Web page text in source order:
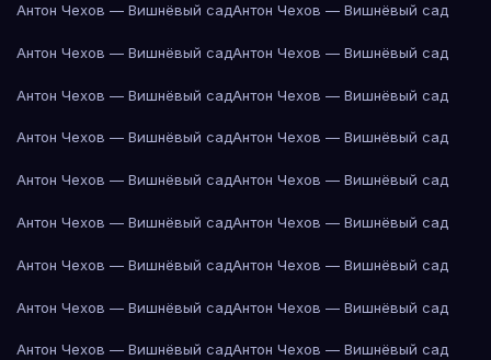
Антон Чехов — Вишнёвый садАнтон Чехов — Вишнёвый сад
Антон Чехов — Вишнёвый садАнтон Чехов — Вишнёвый сад
Антон Чехов — Вишнёвый садАнтон Чехов — Вишнёвый сад
Антон Чехов — Вишнёвый садАнтон Чехов — Вишнёвый сад
Антон Чехов — Вишнёвый садАнтон Чехов — Вишнёвый сад
Антон Чехов — Вишнёвый садАнтон Чехов — Вишнёвый сад
Антон Чехов — Вишнёвый садАнтон Чехов — Вишнёвый сад
Антон Чехов — Вишнёвый садАнтон Чехов — Вишнёвый сад
Антон Чехов — Вишнёвый садАнтон Чехов — Вишнёвый сад